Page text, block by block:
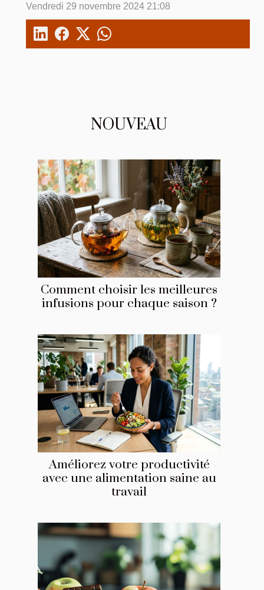
NOUVEAU
Comment choisir les meilleures
infusions pour chaque saison ?
Améliorez votre productivité
avec une alimentation saine au
travail
Vendredi 29 novembre 2024 21:08